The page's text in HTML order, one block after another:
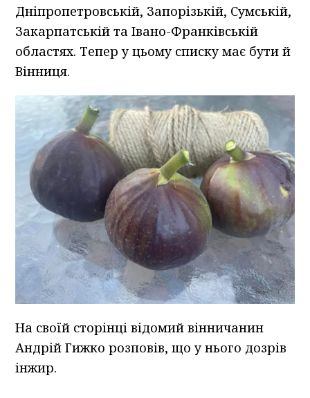
Дніпропетровській, Запорізькій, Сумській,
Закарпатській та Івано-Франківській
областях. Тепер у цьому списку має бути й
Вінниця.
На своїй сторінці відомий вінничанин
Андрій Гижко розповів, що у нього дозрів
інжир.